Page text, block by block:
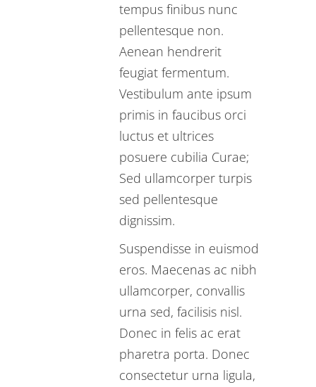
tempus finibus nunc
pellentesque non.
Aenean hendrerit
feugiat fermentum.
Vestibulum ante ipsum
primis in faucibus orci
luctus et ultrices
posuere cubilia Curae;
Sed ullamcorper turpis
sed pellentesque
dignissim.
Suspendisse in euismod
eros. Maecenas ac nibh
ullamcorper, convallis
urna sed, facilisis nisl.
Donec in felis ac erat
pharetra porta. Donec
consectetur urna ligula,